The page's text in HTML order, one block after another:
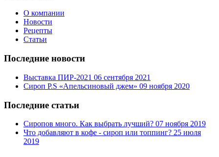
О компании
Новости
Рецепты
Статьи
Последние новости
Выставка ПИР-2021 06 сентября 2021
Сироп P.S «Апельсиновый джем» 09 ноября 2020
Последние статьи
Сиропов много. Как выбрать лучший? 07 ноября 2019
Что добавляют в кофе - сироп или топпинг? 25 июля
2019